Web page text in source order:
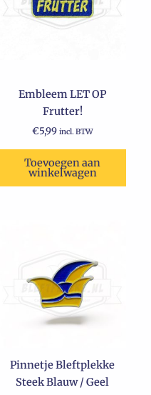
Embleem LET OP
Frutter!
€5,99 incl. BTW
Toevoegen aan
winkelwagen
Pinnetje Bleftplekke
Steek Blauw / Geel